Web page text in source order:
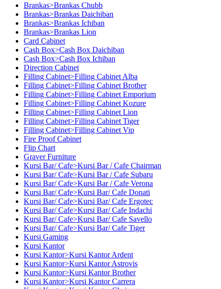
Brankas>Brankas Chubb
Brankas>Brankas Daichiban
Brankas>Brankas Ichiban
Brankas>Brankas Lion
Card Cabinet
Cash Box>Cash Box Daichiban
Cash Box>Cash Box Ichiban
Direction Cabinet
Filling Cabinet>Filling Cabinet Alba
Filling Cabinet>Filling Cabinet Brother
Filling Cabinet>Filling Cabinet Emporium
Filling Cabinet>Filling Cabinet Kozure
Filling Cabinet>Filling Cabinet Lion
Filling Cabinet>Filling Cabinet Tiger
Filling Cabinet>Filling Cabinet Vip
Fire Proof Cabinet
Flip Chart
Graver Furniture
Kursi Bar/ Cafe>Kursi Bar / Cafe Chairman
Kursi Bar/ Cafe>Kursi Bar / Cafe Subaru
Kursi Bar/ Cafe>Kursi Bar / Cafe Verona
Kursi Bar/ Cafe>Kursi Bar/ Cafe Donati
Kursi Bar/ Cafe>Kursi Bar/ Cafe Ergotec
Kursi Bar/ Cafe>Kursi Bar/ Cafe Indachi
Kursi Bar/ Cafe>Kursi Bar/ Cafe Savello
Kursi Bar/ Cafe>Kursi Bar/ Cafe Tiger
Kursi Gaming
Kursi Kantor
Kursi Kantor>Kursi Kantor Ardent
Kursi Kantor>Kursi Kantor Astrovis
Kursi Kantor>Kursi Kantor Brother
Kursi Kantor>Kursi Kantor Carrera